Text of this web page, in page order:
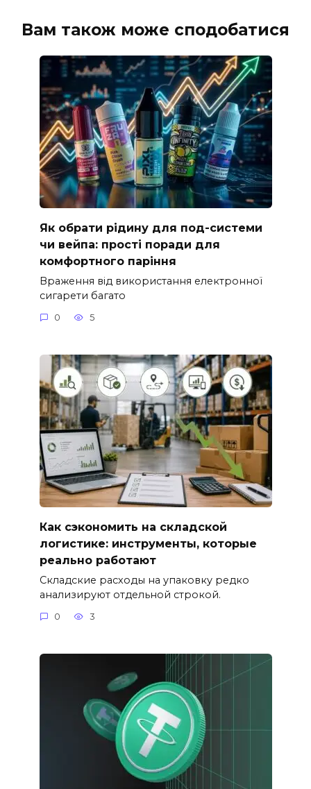
Вам також може сподобатися
Як обрати рідину для под-системи
чи вейпа: прості поради для
комфортного паріння
Враження від використання електронної
сигарети багато
0 5
Как сэкономить на складской
логистике: инструменты, которые
реально работают
Складские расходы на упаковку редко
анализируют отдельной строкой.
0 3